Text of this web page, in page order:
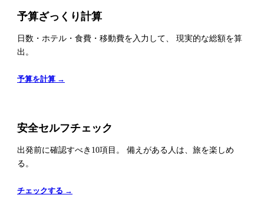
予算ざっくり計算
日数・ホテル・食費・移動費を入力して、 現実的な総額を算
出。
予算を計算 →
安全セルフチェック
出発前に確認すべき10項目。 備えがある人は、旅を楽しめ
る。
チェックする →